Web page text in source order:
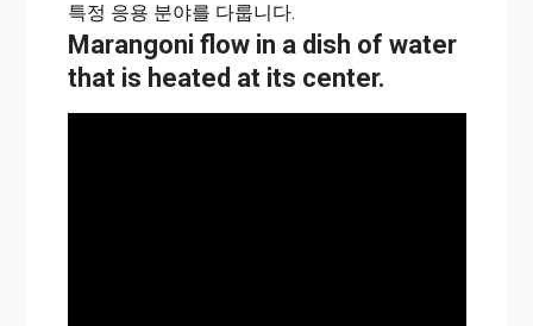
특정 응용 분야를 다룹니다.
Marangoni flow in a dish of water
that is heated at its center.